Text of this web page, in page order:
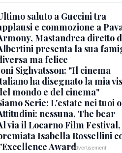
saluto a Guccini tra
e commozione a
Mastandrea diretto
presenta la sua
ma felice
Sighvatsson: "Il cinema
ha disegnato la mia
mondo e del cinema"
Serie: L'estate nei tuoi
nessuna, The bear
via il Locarno Film Festival,
Isabella Rossellini
Award